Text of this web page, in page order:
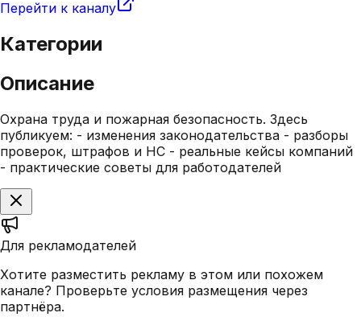
Перейти к каналу
Категории
Описание
Охрана труда и пожарная безопасность. Здесь
публикуем: - изменения законодательства - разборы
проверок, штрафов и НС - реальные кейсы компаний
- практические советы для работодателей
Для рекламодателей
Хотите разместить рекламу в этом или похожем
канале? Проверьте условия размещения через
партнёра.